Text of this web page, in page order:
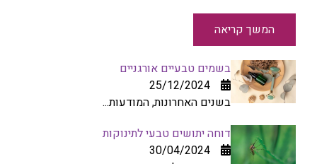
המשך קריאה
בשמים טבעיים אורגניים
25/12/2024
בשנים האחרונות, המודעות...
דוחה יתושים טבעי לתינוקות
30/04/2024